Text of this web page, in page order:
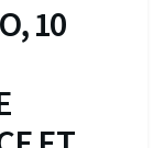
10